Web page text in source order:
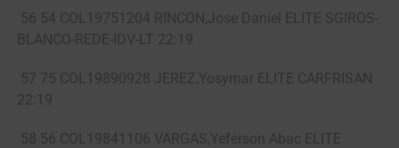
56 54 COL19751204 RINCON,Jose Daniel ELITE SGIROS-
BLANCO-REDE-IDV-LT 22:19
57 75 COL19890928 JEREZ,Yosymar ELITE CARFRISAN
22:19
58 56 COL19841106 VARGAS,Yeferson Abac ELITE